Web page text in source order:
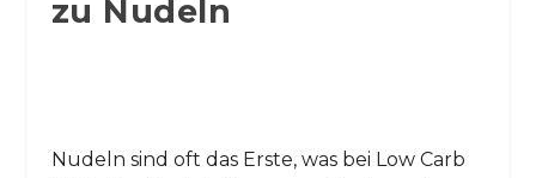
zu Nudeln
Nudeln sind oft das Erste, was bei Low Carb